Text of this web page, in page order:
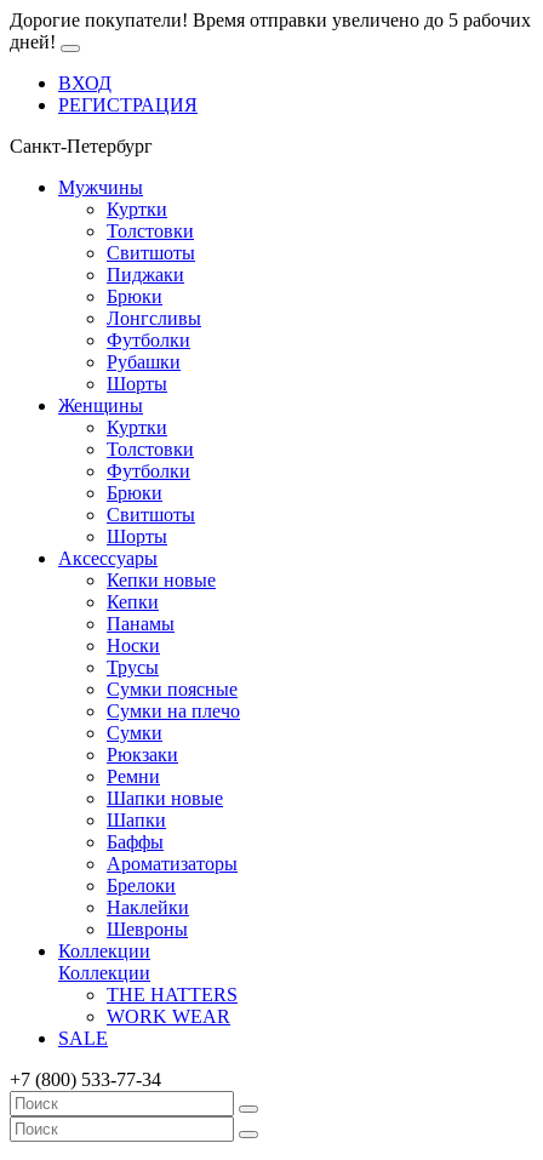
Дорогие покупатели! Время отправки увеличено до 5 рабочих
дней!
ВХОД
РЕГИСТРАЦИЯ
Санкт-Петербург
Мужчины
Куртки
Толстовки
Свитшоты
Пиджаки
Брюки
Лонгсливы
Футболки
Рубашки
Шорты
Женщины
Куртки
Толстовки
Футболки
Брюки
Свитшоты
Шорты
Аксессуары
Кепки новые
Кепки
Панамы
Носки
Трусы
Сумки поясные
Сумки на плечо
Сумки
Рюкзаки
Ремни
Шапки новые
Шапки
Баффы
Ароматизаторы
Брелоки
Наклейки
Шевроны
Коллекции
Коллекции
THE HATTERS
WORK WEAR
SALE
+7 (800) 533-77-34